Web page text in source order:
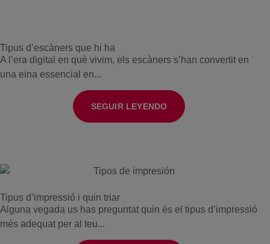
Tipus d’escàners que hi ha
A l’era digital en què vivim, els escàners s’han convertit en
una eina essencial en...
SEGUIR LEYENDO
Tipus d’impressió i quin triar
Alguna vegada us has preguntat quin és el tipus d’impressió
més adequat per al teu...